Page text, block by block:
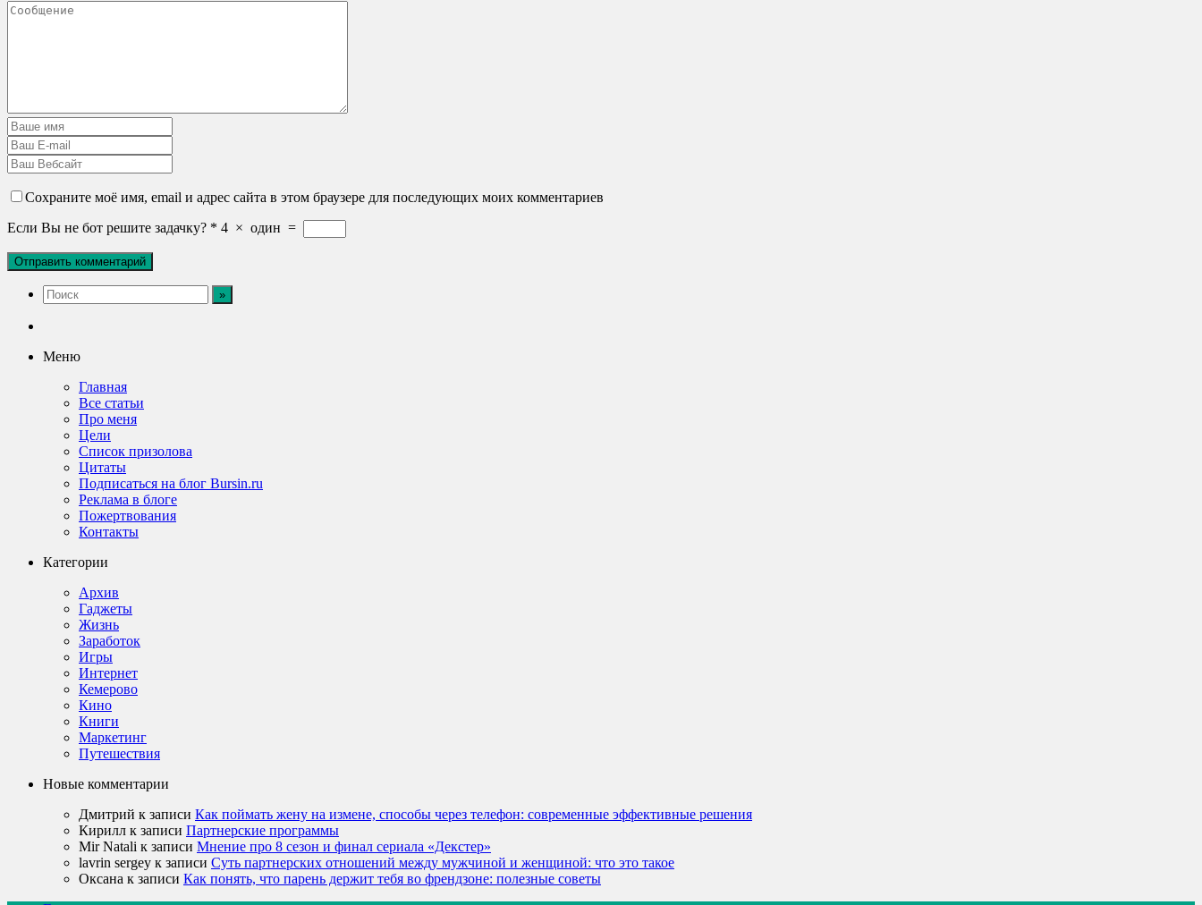
Сохраните моё имя, email и адрес сайта в этом браузере для последующих моих комментариев
Если Вы не бот решите задачку? * 4 × один =
Меню
Главная
Все статьи
Про меня
Цели
Список призолова
Цитаты
Подписаться на блог Bursin.ru
Реклама в блоге
Пожертвования
Контакты
Категории
Архив
Гаджеты
Жизнь
Заработок
Игры
Интернет
Кемерово
Кино
Книги
Маркетинг
Путешествия
Новые комментарии
Дмитрий к записи Как поймать жену на измене, способы через телефон: современные эффективные решения
Кирилл к записи Партнерские программы
Mir Natali к записи Мнение про 8 сезон и финал сериала «Декстер»
lavrin sergey к записи Суть партнерских отношений между мужчиной и женщиной: что это такое
Оксана к записи Как понять, что парень держит тебя во френдзоне: полезные советы